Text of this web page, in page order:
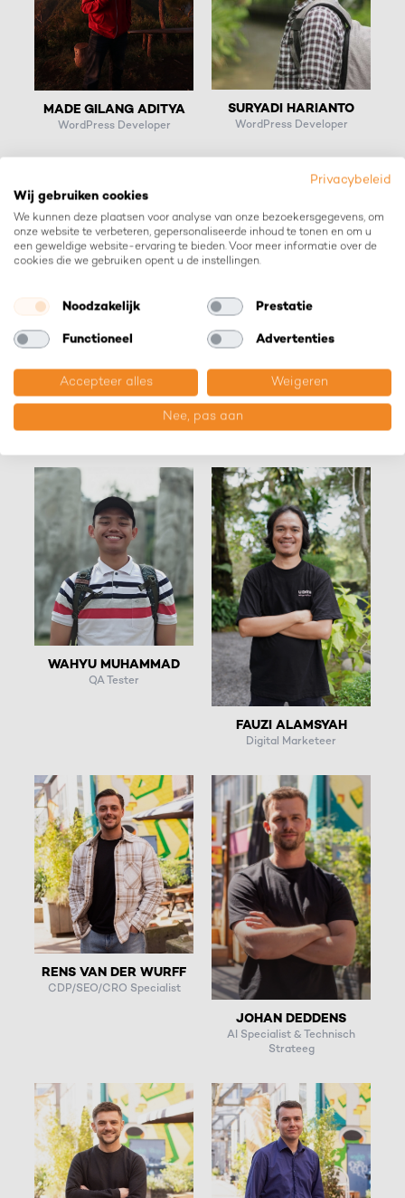
MADE GILANG ADITYA
WordPress Developer
SURYADI HARIANTO
WordPress Developer
PHP Developer
Magento Developer
WAHYU MUHAMMAD
QA Tester
FAUZI ALAMSYAH
Digital Marketeer
RENS VAN DER WURFF
CDP/SEO/CRO Specialist
JOHAN DEDDENS
AI Specialist & Technisch
Strateeg
Privacybeleid
Wij gebruiken cookies
We kunnen deze plaatsen voor analyse van onze bezoekersgegevens, om
onze website te verbeteren, gepersonaliseerde inhoud te tonen en om u
een geweldige website-ervaring te bieden. Voor meer informatie over de
cookies die we gebruiken opent u de instellingen.
Noodzakelijk Prestatie
Functioneel Advertenties
Accepteer alles Weigeren
Nee, pas aan